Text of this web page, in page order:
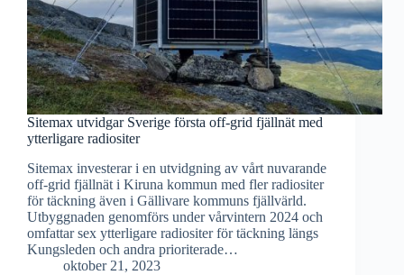
Sitemax utvidgar Sverige första off-grid fjällnät med
ytterligare radiositer
Sitemax investerar i en utvidgning av vårt nuvarande
off-grid fjällnät i Kiruna kommun med fler radiositer
för täckning även i Gällivare kommuns fjällvärld.
Utbyggnaden genomförs under vårvintern 2024 och
omfattar sex ytterligare radiositer för täckning längs
Kungsleden och andra prioriterade…
oktober 21, 2023